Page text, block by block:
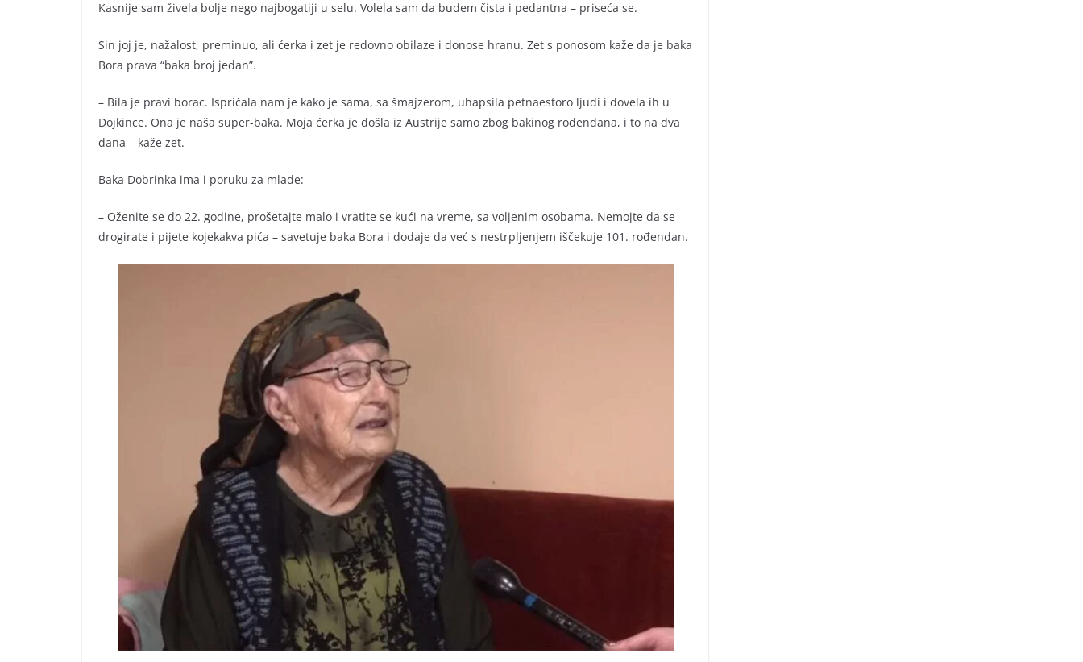
Kasnije sam živela bolje nego najbogatiji u selu. Volela sam da budem čista i pedantna – priseća se.
Sin joj je, nažalost, preminuo, ali ćerka i zet je redovno obilaze i donose hranu. Zet s ponosom kaže da je baka
Bora prava “baka broj jedan”.
– Bila je pravi borac. Ispričala nam je kako je sama, sa šmajzerom, uhapsila petnaestoro ljudi i dovela ih u
Dojkince. Ona je naša super-baka. Moja ćerka je došla iz Austrije samo zbog bakinog rođendana, i to na dva
dana – kaže zet.
Baka Dobrinka ima i poruku za mlade:
– Oženite se do 22. godine, prošetajte malo i vratite se kući na vreme, sa voljenim osobama. Nemojte da se
drogirate i pijete kojekakva pića – savetuje baka Bora i dodaje da već s nestrpljenjem iščekuje 101. rođendan.